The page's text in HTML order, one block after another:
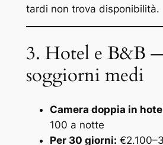
tardi non trova disponibilità.
3. Hotel e B&B
soggiorni medi
Camera doppia in
100 a notte
Per 30 giorni: